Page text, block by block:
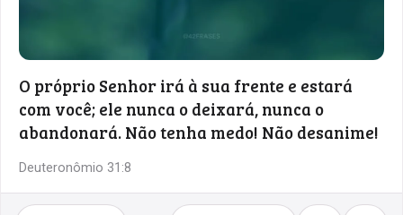
O próprio Senhor irá à sua frente e estará
com você; ele nunca o deixará, nunca o
abandonará. Não tenha medo! Não desanime!
Deuteronômio 31:8